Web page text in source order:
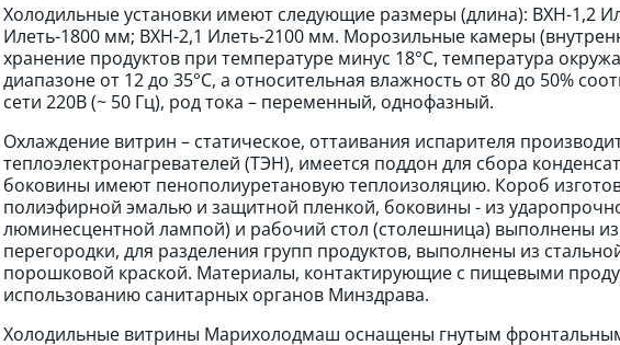
Холодильные установки имеют следующие размеры (длина): ВХН-1,2
Илеть-1800 мм; ВХН-2,1 Илеть-2100 мм. Морозильные камеры
хранение продуктов при температуре минус 18°С, температура
диапазоне от 12 до 35°С, а относительная влажность от 80 до 50%
сети 220В (~ 50 Гц), род тока – переменный, однофазный.
Охлаждение витрин – статическое, оттаивания испарителя
теплоэлектронагревателей (ТЭН), имеется поддон для сбора
боковины имеют пенополиуретановую теплоизоляцию. Короб
полиэфирной эмалью и защитной пленкой, боковины - из
люминесцентной лампой) и рабочий стол (столешница) выполнены
перегородки, для разделения групп продуктов, выполнены из
порошковой краской. Материалы, контактирующие с пищевыми
использованию санитарных органов Минздрава.
Холодильные витрины Марихолодмаш оснащены гнутым